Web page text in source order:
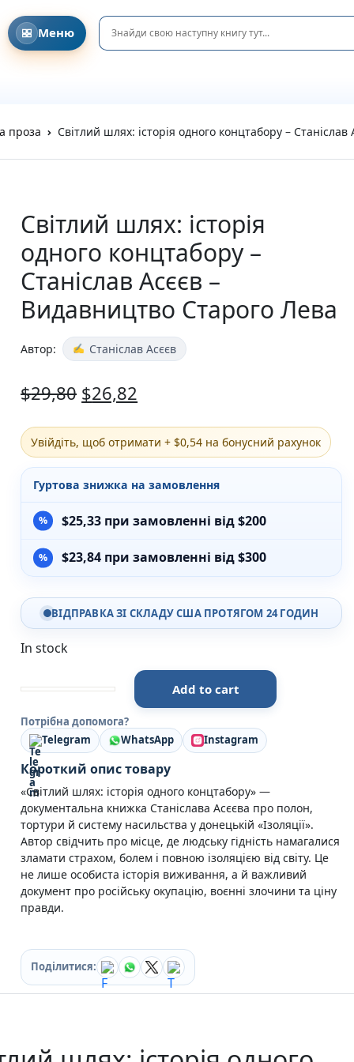
Меню
Головна
Блог та Новини
Refund and Returns Policy
Усі книги
Новинки
Очікувані новинки
Акційні пропозиції
Подарунки та аксесуари
Пазли
Вітальні листівки
Подарункові елементи
На день народження
На День Валентина
Книги для дорослих
Українська класика
Сучасна українська проза
Світова класика
Поезія та драматургія
Детективи
Жахи та трилери
Саморозвиток, мотивація, філософія
Бізнес Менеджмент Фінанси
Історія Наука Політологія
Батьківство та виховання
Біографічні твори
Біблії
Духовна література
Кулінарія
Ігри для дорослих
Зарубіжні письменники
Різдвяні / Зимові
Книги для дітей
Картонні книги для найменших
Віммельбухи
Казки Вірші Оповідання
Книги з наліпками
Вчимося читати
Прописи для дітей
Книги для читання 10+
Розмальовки та Аплікації
Енциклопедії
Книги про Україну
проза Світлий шлях: історія одного концтабору –
Світлий шлях: історія
одного концтабору –
Станіслав Асєєв –
Видавництво Старого Лева
Автор: Станіслав Асєєв
$29,80 $26,82
Увійдіть, щоб отримати + $0,54 на бонусний рахунок
Гуртова знижка на замовлення
$25,33при замовленні від $200
$23,84при замовленні від $300
ВІДПРАВКА ЗІ СКЛАДУ США ПРОТЯГОМ 24 ГОДИН
In stock
Світлий шлях: історія одного концтабору -
Add to cart
Потрібна допомога?
Telegram
WhatsApp Instagram
Короткий опис товару
«Світлий шлях: історія одного концтабору» —
документальна книжка Станіслава Асєєва про полон,
тортури й систему насильства у донецькій «Ізоляції».
Автор свідчить про місце, де людську гідність намагалися
зламати страхом, болем і повною ізоляцією від світу. Це
не лише особиста історія виживання, а й важливий
документ про російську окупацію, воєнні злочини та ціну
правди.
Поділитися: